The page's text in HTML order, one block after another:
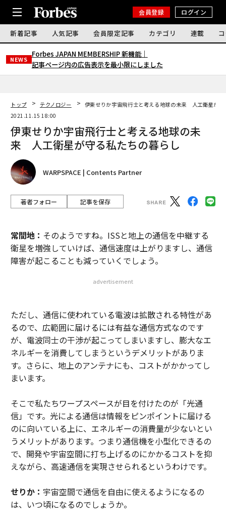
会員登録 ログイン
新着記事 人気記事 会員限定記事 カテゴリ 連載
NEWS
Forbes JAPAN MEMBERSHIP 新機能｜
記事ページ内の広告表示を最小限にしました
トップ テクノロジー
伊東せりか宇宙飛行士と考える地球の未来 人工衛星が守
2021.11.15 18:00
伊東せりか宇宙飛行士と考える地球の未
来 人工衛星が守る私たちの暮らし
WARPSPACE | Contents Partner
著者フォロー 記事を保存
常間地： そのようですね。ISSと地上の通信を中継する
衛星を増強していけば、通信速度は上がりますし、通信
障害が起こることも減っていくでしょう。
advertisement
ただし、通信に使われている電波は拡散される特性があ
るので、広範囲に届けるには有益な通信方式なのです
が、電波同士の干渉が起こってしまいますし、膨大なエ
ネルギーを消費してしまうというデメリットがありま
す。さらに、地上のアンテナにも、コストがかかってし
まいます。
そこで私たちワープスペースが目を付けたのが「光通
信」です。光による通信は情報をピンポイントに届ける
のに向いている上に、エネルギーの消費量が少ないとい
うメリットがあります。つまり通信機を小型化できるの
で、開発や宇宙空間に打ち上げるのにかかるコストを抑
えながら、高速通信を実現させられるというわけです。
せりか： 宇宙空間で通信を自由に使えるようになるの
は、いつ頃になるのでしょうか。